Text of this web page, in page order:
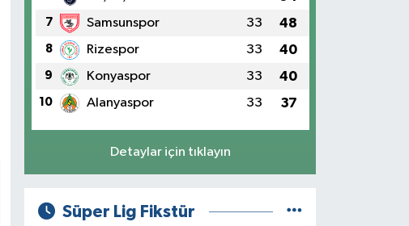
7 Samsunspor 33 48
8 Rizespor 33 40
9 Konyaspor 33 40
10 Alanyaspor 33 37
Detaylar için tıklayın
Süper Lig Fikstür